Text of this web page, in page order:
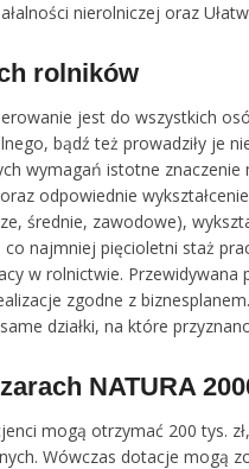
nierolniczej oraz
rolników
jest do wszystkich
bądź też prowadziły je
wymagań istotne
odpowiednie
średnie, zawodowe),
najmniej pięcioletni staż
w rolnictwie.
zgodne z
działki, na które
NATURA
mogą otrzymać 200 tys.
Wówczas dotacje mogą